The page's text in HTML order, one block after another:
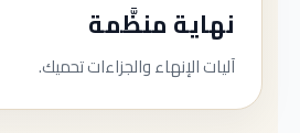
نهاية منظَّمة
آليات الإنهاء والجزاءات تحميك.